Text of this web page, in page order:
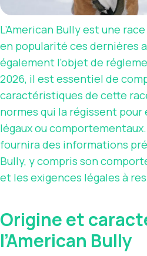
L’American Bully est une
en popularité ces dernières
également l’objet de
2026, il est essentiel de
caractéristiques de cette
normes qui la régissent
légaux ou
fournira des informations
Bully, y compris son
et les exigences légales à
Origine et
l’American Bully